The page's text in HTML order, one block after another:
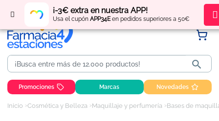
¡-3€ extra en nuestra APP!
Usa el cupón APP34Een pedidos superiores a 50€
Regístratey obtén puntos por tus compras

Promociones Marcas Novedades
Inicio Cosmética y Belleza Maquillaje y perfumería Bases de